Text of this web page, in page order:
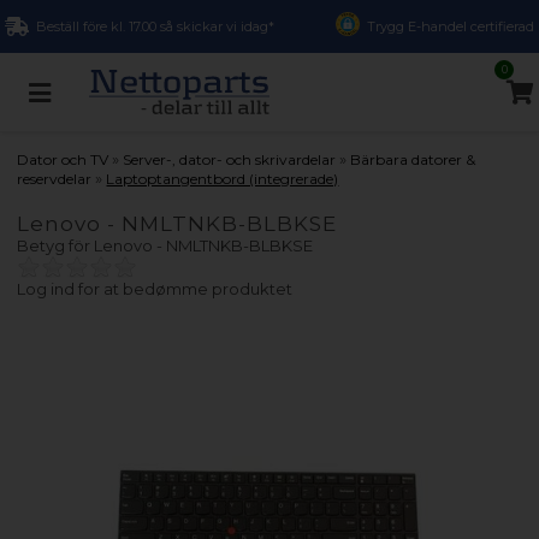
Beställ före kl. 17.00 så skickar vi idag* Trygg E-handel certifierad
0
Dator och TV » Server-, dator- och skrivardelar » Bärbara datorer &
reservdelar » Laptoptangentbord (integrerade)
Lenovo - NMLTNKB-BLBKSE
Betyg för Lenovo - NMLTNKB-BLBKSE
Log ind for at bedømme produktet